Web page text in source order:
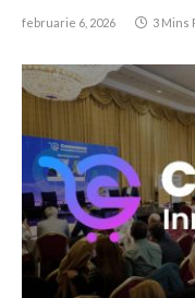
februarie 6, 2026 3 Mins